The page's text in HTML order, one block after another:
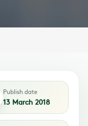
Publish date
13 March 2018